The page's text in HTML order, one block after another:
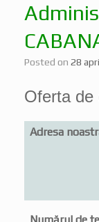
Posted on 28
Oferta de
Adresa